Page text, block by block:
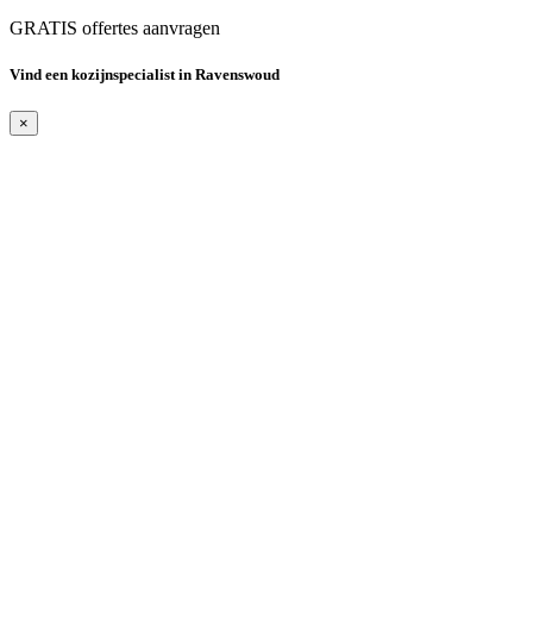
GRATIS offertes aanvragen
Vind een kozijnspecialist in Ravenswoud
×